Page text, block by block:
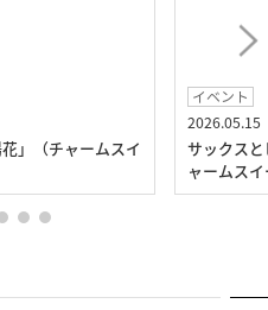
」（チャームスイ
イベント
2026.05.15
サックス
ャームス